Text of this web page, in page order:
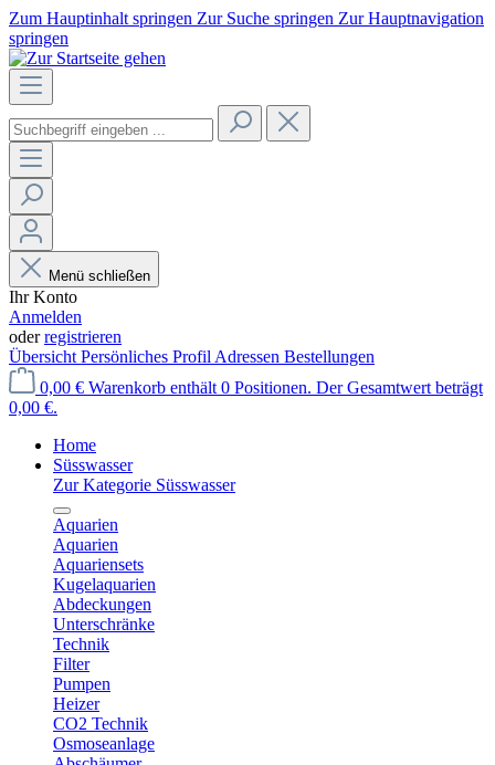
Zum Hauptinhalt springen Zur Suche springen Zur Hauptnavigation
springen
Menü schließen
Ihr Konto
Anmelden
oderregistrieren
Übersicht Persönliches Profil Adressen Bestellungen
0,00 € Warenkorb enthält 0 Positionen. Der Gesamtwert beträgt
0,00 €.
Home
Süsswasser
Zur Kategorie Süsswasser
Aquarien
Aquarien
Aquariensets
Kugelaquarien
Abdeckungen
Unterschränke
Technik
Filter
Pumpen
Heizer
CO2 Technik
Osmoseanlage